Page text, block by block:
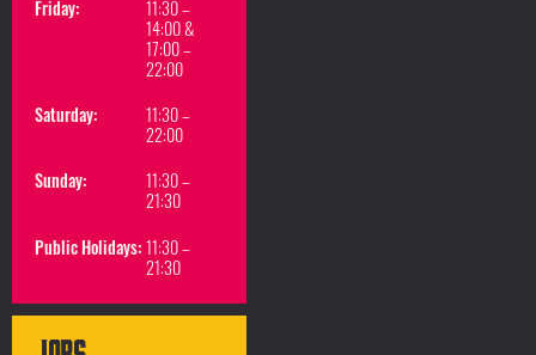
Friday:
11:30 –
14:00 &
17:00 –
22:00
Saturday:
11:30 –
22:00
Sunday:
11:30 –
21:30
Public Holidays:
11:30 –
21:30